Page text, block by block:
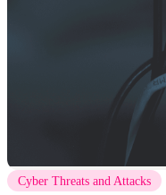
Cyber Threats and Attacks